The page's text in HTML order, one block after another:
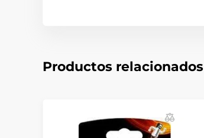
Productos relacionados